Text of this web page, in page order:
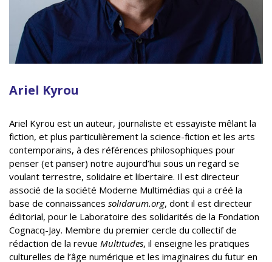
Ariel Kyrou
Ariel Kyrou est un auteur, journaliste et essayiste mêlant la
fiction, et plus particulièrement la science-fiction et les arts
contemporains, à des références philosophiques pour
penser (et panser) notre aujourd’hui sous un regard se
voulant terrestre, solidaire et libertaire. Il est directeur
associé de la société Moderne Multimédias qui a créé la
base de connaissances solidarum.org, dont il est directeur
éditorial, pour le Laboratoire des solidarités de la Fondation
Cognacq-Jay. Membre du premier cercle du collectif de
rédaction de la revue Multitudes, il enseigne les pratiques
culturelles de l’âge numérique et les imaginaires du futur en